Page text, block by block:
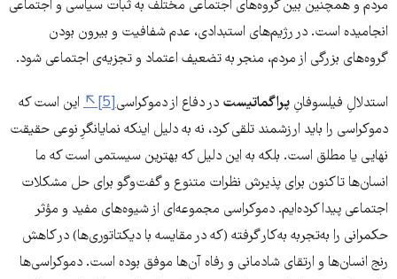
مردم و همچنین بین گروه‌های اجتماعی مختلف به ثبات سیاسی و اجتماعی
انجامیده است. در رژیم‌های استبدادی، عدم شفافیت و بیرون بودن
گروه‌های بزرگی از مردم، منجر به تضعیف اعتماد و تجزیه‌ی اجتماعی شود.
استدلالِ فیلسوفانِ پراگماتیست در دفاع از دموکراسی[5]
این است که
دموکراسی را باید ارزشمند تلقی کرد، نه به دلیل اینکه نمایانگرِ نوعی حقیقت
نهایی یا مطلق است. بلکه به این دلیل که بهترین سیستمی است که ما
انسان‌ها تاکنون برای پذیرش نظرات متنوع و گفت‌وگو برای حل مشکلات
اجتماعی پیدا کرده‌ایم. دموکراسی مجموعه‌ای از شیوه‌های مفید و مؤثر
حکمرانی را به‌تجربه به‌کار گرفته (که در مقایسه با دیکتاتوری‌ها) در کاهش
رنج انسان‌ها و ارتقای شادمانی و رفاه آن‌ها موفق بوده است. دموکراسی‌ها